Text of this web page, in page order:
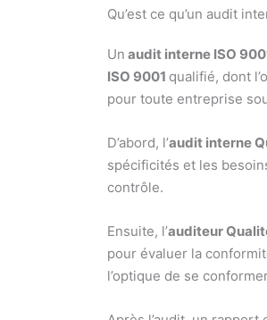
Qu’est ce qu’un audit
Un audit interne ISO
ISO 9001 qualifié, dont
pour toute entreprise
D’abord, l’audit interne
spécificités et les
contrôle.
Ensuite, l’auditeur
pour évaluer la
l’optique de se